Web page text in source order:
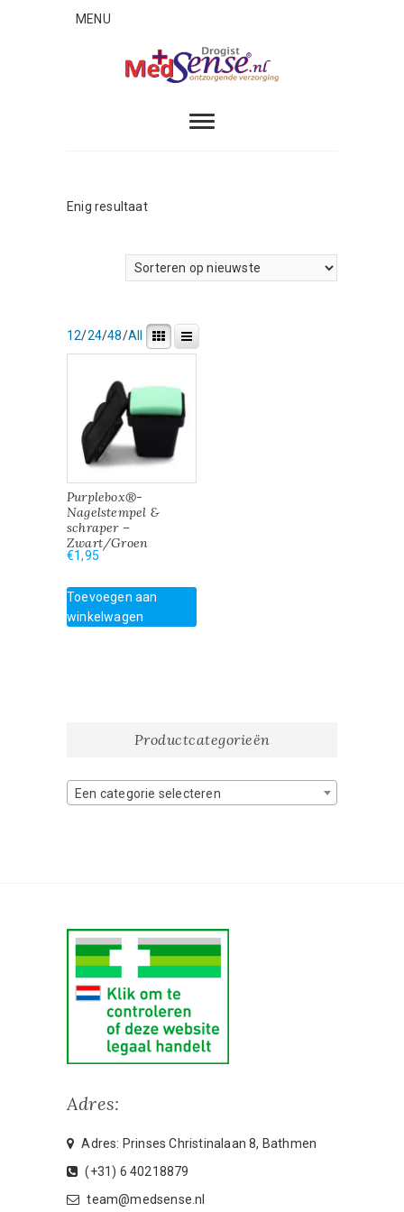
MENU
Enig resultaat
12/24/48/All
Purplebox®-
Nagelstempel &
schraper –
Zwart/Groen
€1,95
Toevoegen aan
winkelwagen
Productcategorieën
Een categorie selecteren
Adres:
Adres: Prinses Christinalaan 8, Bathmen
(+31) 6 40218879
team@medsense.nl